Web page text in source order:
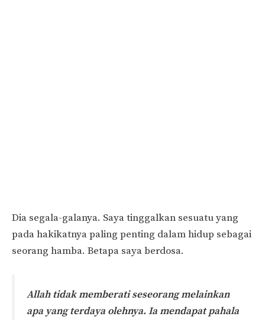
Dia segala-galanya. Saya tinggalkan sesuatu yang
pada hakikatnya paling penting dalam hidup sebagai
seorang hamba. Betapa saya berdosa.
Allah tidak memberati seseorang melainkan
apa yang terdaya olehnya. Ia mendapat pahala